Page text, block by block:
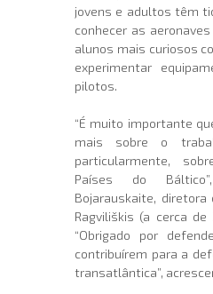
jovens e adultos têm
conhecer as aeronaves
alunos mais curiosos
experimentar
pilotos.
“É muito importante
mais sobre o
particularmente,
Países do
Bojarauskaite,
Ragviliškis (a cerca
“Obrigado por
contribuírem para a
transatlântica”,